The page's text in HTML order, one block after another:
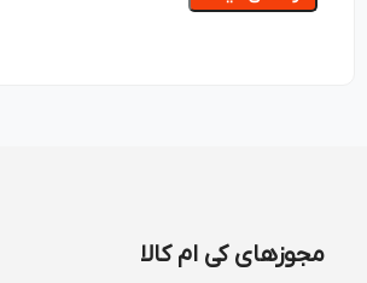
مجوزهای کی ام کالا